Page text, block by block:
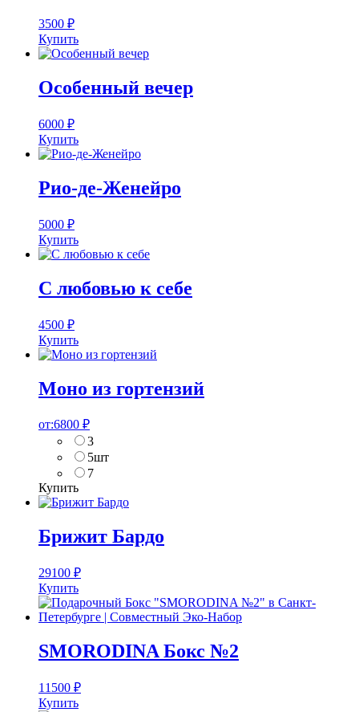
3500 ₽
Купить
Особенный вечер
6000 ₽
Купить
Рио-де-Женейро
5000 ₽
Купить
С любовью к себе
4500 ₽
Купить
Моно из гортензий
от:6800 ₽
3
5шт
7
Купить
Брижит Бардо
29100 ₽
Купить
SMORODINA Бокс №2
11500 ₽
Купить